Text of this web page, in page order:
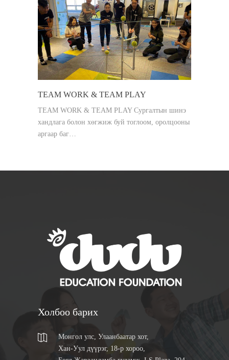
TEAM WORK & TEAM PLAY
TEAM WORK & TEAM PLAY Сургалтын шинэ
хандлага болон хөгжиж буй тоглоом, оролцооны
аргаар баг…
Холбоо барих
Монгол улс, Улаанбаатар хот,
Хан-Уул дүүрэг, 18-р хороо,